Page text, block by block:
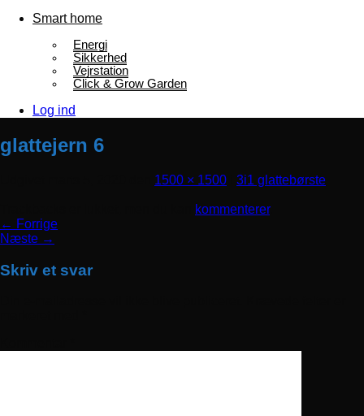
Smart home
Energi
Sikkerhed
Vejrstation
Click & Grow Garden
Log ind
glattejern 6
1500 × 1500 3i1 glattebørste
kommenterer.
← Forrige
Næste →
Skriv et svar